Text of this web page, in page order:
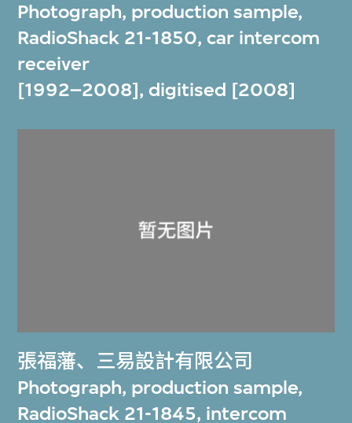
Photograph, production sample,
RadioShack 21-1850, car intercom
receiver
[1992–2008], digitised [2008]
張福藩、 三易設計有限公司
Photograph, production sample,
RadioShack 21-1845, intercom